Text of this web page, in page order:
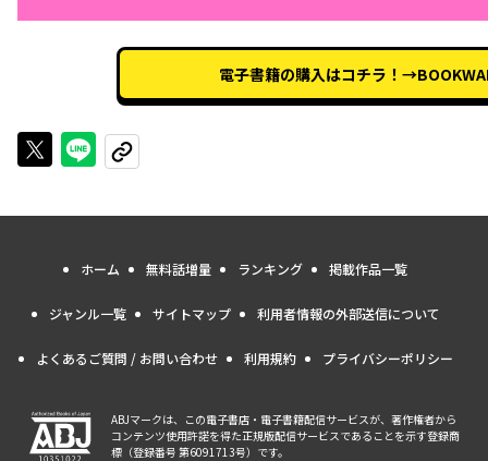
電子書籍の購入はコチラ！
Xで投稿するLINEでシェアする
URLをコピーする
ホーム 無料話増量 ランキング 掲載作品一覧
ジャンル一覧 サイトマップ 利用者情報の外部送信について
よくあるご質問 / お問い合わせ 利用規約 プライバシーポリシー
ABJマークは、この電子書店・電子書籍配信サービスが、著作権者から
コンテンツ使用許諾を得た正規版配信サービスであることを示す登録商
標（登録番号 第6091713号）です。